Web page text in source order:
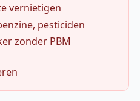
vernietigen
pesticiden
zonder PBM